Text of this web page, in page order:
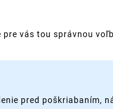
vás tou správnou
pred poškriabaním,